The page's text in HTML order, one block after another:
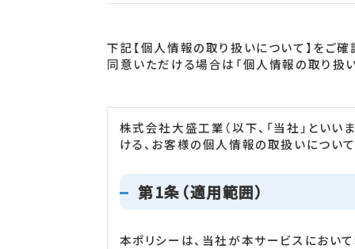
下記【個人情報の取り扱いについて】をご確
同意いただける場合は「個人情報の取り扱
株式会社大盛工業（以下、「当社」といい
ける、お客様の個人情報の取扱いについて
第1条（適用範囲）
本ポリシーは、当社が本サービスにおい